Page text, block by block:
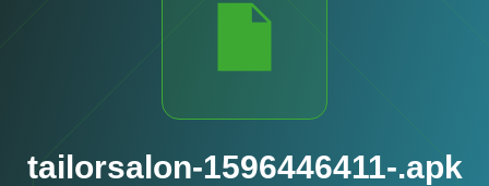
tailorsalon-1596446411-.apk